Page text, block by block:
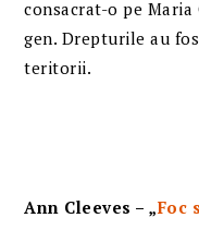
consacrat-o pe
gen. Drepturile au
teritorii.
Ann Cleeves – „Foc